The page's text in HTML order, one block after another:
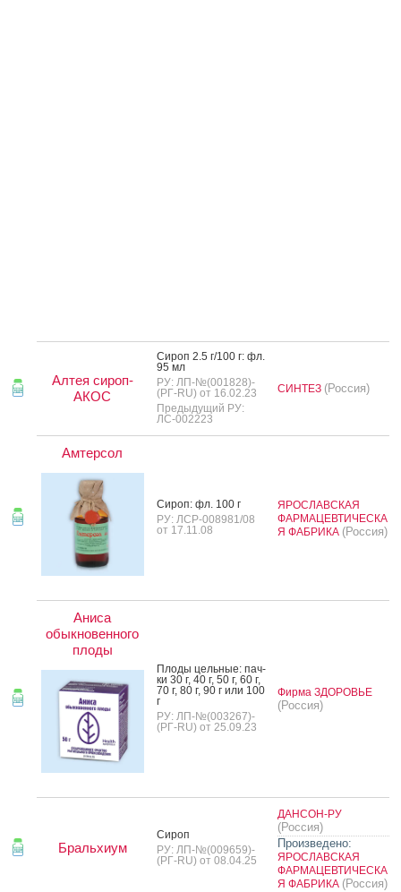
Алтея сироп-
АКОС
Си­роп 2.5 г/100 г: фл.
95 мл
РУ: ЛП-№(001828)-
(РГ-RU) от 16.02.23
Предыдущий РУ:
ЛС-002223
СИНТЕЗ (Россия)
Амтерсол
Си­роп: фл. 100 г
РУ: ЛСР-008981/08
от 17.11.08
ЯРОСЛАВСКАЯ
ФАРМАЦЕВТИЧЕСКА
Я ФАБРИКА (Россия)
Аниса
обыкновенного
плоды
Пло­ды цель­ные: пач­
ки 30 г, 40 г, 50 г, 60 г,
70 г, 80 г, 90 г или 100
г
РУ: ЛП-№(003267)-
(РГ-RU) от 25.09.23
Фирма ЗДОРОВЬЕ
(Россия)
Бральхиум
Си­роп
РУ: ЛП-№(009659)-
(РГ-RU) от 08.04.25
ДАНСОН-РУ
(Россия)
Произведено:
ЯРОСЛАВСКАЯ
ФАРМАЦЕВТИЧЕСКА
Я ФАБРИКА (Россия)